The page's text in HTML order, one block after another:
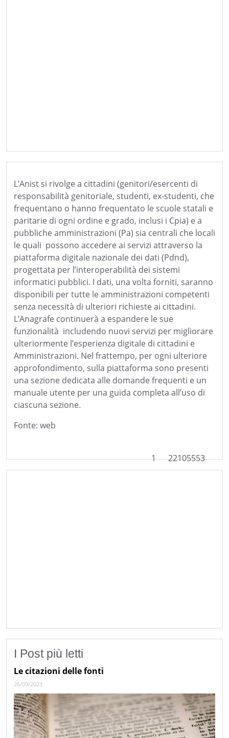
L’Anist si rivolge a cittadini (genitori/esercenti di
responsabilità genitoriale, studenti, ex-studenti, che
frequentano o hanno frequentato le scuole statali e
paritarie di ogni ordine e grado, inclusi i Cpia) e a
pubbliche amministrazioni (Pa) sia centrali che locali
le quali possono accedere ai servizi attraverso la
piattaforma digitale nazionale dei dati (Pdnd),
progettata per l’interoperabilità dei sistemi
informatici pubblici. I dati, una volta forniti, saranno
disponibili per tutte le amministrazioni competenti
senza necessità di ulteriori richieste ai cittadini.
L’Anagrafe continuerà a espandere le sue
funzionalità includendo nuovi servizi per migliorare
ulteriormente l’esperienza digitale di cittadini e
Amministrazioni. Nel frattempo, per ogni ulteriore
approfondimento, sulla piattaforma sono presenti
una sezione dedicata alle domande frequenti e un
manuale utente per una guida completa all’uso di
ciascuna sezione.
Fonte: web
22105553
1
I Post più letti
Le citazioni delle fonti
26/09/2023